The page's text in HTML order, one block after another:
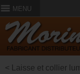
MENU
< Laisse et collier